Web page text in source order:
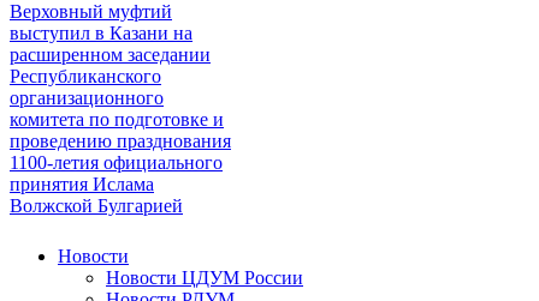
Верховный муфтий
выступил в Казани на
расширенном заседании
Республиканского
организационного
комитета по подготовке и
проведению празднования
1100-летия официального
принятия Ислама
Волжской Булгарией
Новости
Новости ЦДУМ России